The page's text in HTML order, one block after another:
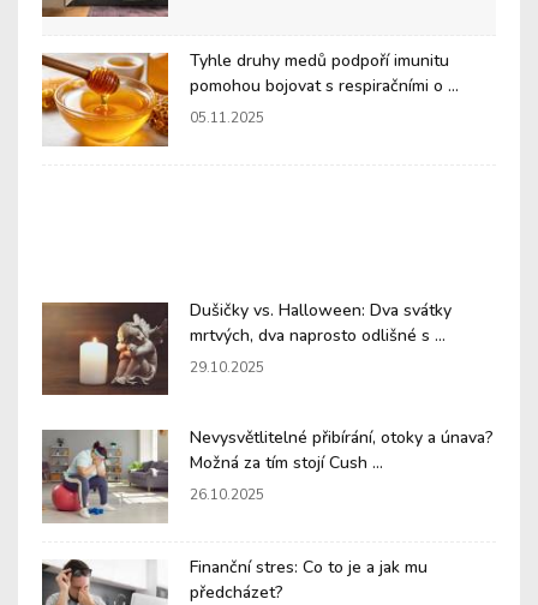
Tyhle druhy medů podpoří imunitu
pomohou bojovat s respiračními o ...
05.11.2025
Dušičky vs. Halloween: Dva svátky
mrtvých, dva naprosto odlišné s ...
29.10.2025
Nevysvětlitelné přibírání, otoky a únava?
Možná za tím stojí Cush ...
26.10.2025
Finanční stres: Co to je a jak mu
předcházet?